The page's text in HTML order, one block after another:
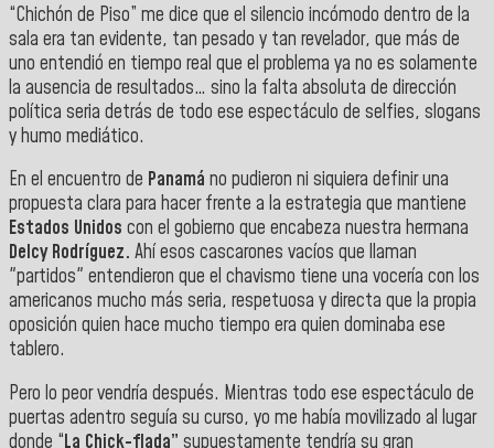
“Chichón de Piso” me dice que el silencio incómodo dentro de la
sala era tan evidente, tan pesado y tan revelador, que más de
uno entendió en tiempo real que el problema ya no es solamente
la ausencia de resultados… sino la falta absoluta de dirección
política seria detrás de todo ese espectáculo de selfies, slogans
y humo mediático.
En el encuentro de Panamá no pudieron ni siquiera definir una
propuesta clara para hacer frente a la estrategia que mantiene
Estados Unidos con el gobierno que encabeza nuestra hermana
Delcy Rodríguez. Ahí esos cascarones vacíos que llaman
"partidos" entendieron que el chavismo tiene una vocería con los
americanos mucho más seria, respetuosa y directa que la propia
oposición quien hace mucho tiempo era quien dominaba ese
tablero.
Pero lo peor vendría después. Mientras todo ese espectáculo de
puertas adentro seguía su curso, yo me había movilizado al lugar
donde “La Chick-flada” supuestamente tendría su gran